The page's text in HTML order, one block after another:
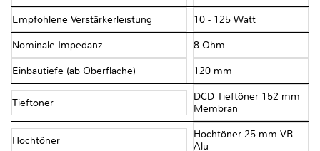
Empfohlene Verstärkerleistung 10 - 125 Watt
Nominale Impedanz 8 Ohm
Einbautiefe (ab Oberfläche) 120 mm
Tieftöner
DCD Tieftöner 152 mm
Membran
Hochtöner
Hochtöner 25 mm VR
Alu